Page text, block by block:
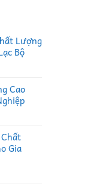
Lượng
Bộ
Cao
Gia